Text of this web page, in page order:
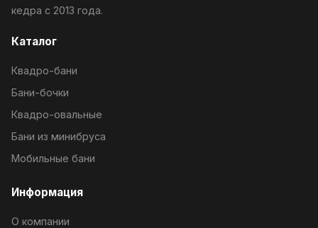
кедра с 2013 года.
Каталог
Квадро-бани
Бани-бочки
Квадро-овальные
Бани из минибруса
Мобильные бани
Информация
О компании